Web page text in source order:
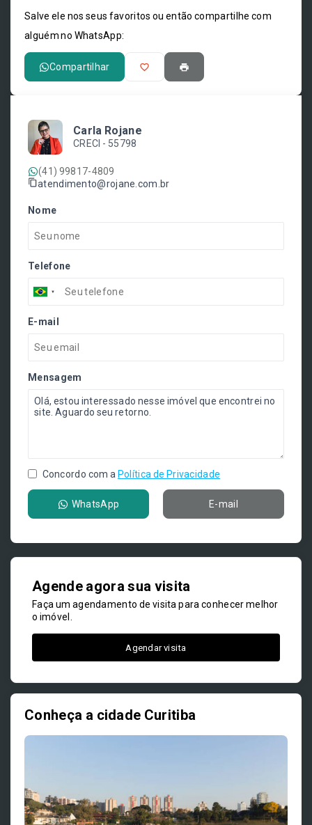
Salve ele nos seus favoritos ou então compartilhe com
alguém no WhatsApp:
Compartilhar
Carla Rojane
CRECI - 55798
(41) 99817-4809
atendimento@rojane.com.br
Nome
Telefone
E-mail
Mensagem
Concordo com a Política de Privacidade
WhatsApp E-mail
Agende agora sua visita
Faça um agendamento de visita para conhecer melhor
o imóvel.
Agendar visita
Conheça a cidade Curitiba